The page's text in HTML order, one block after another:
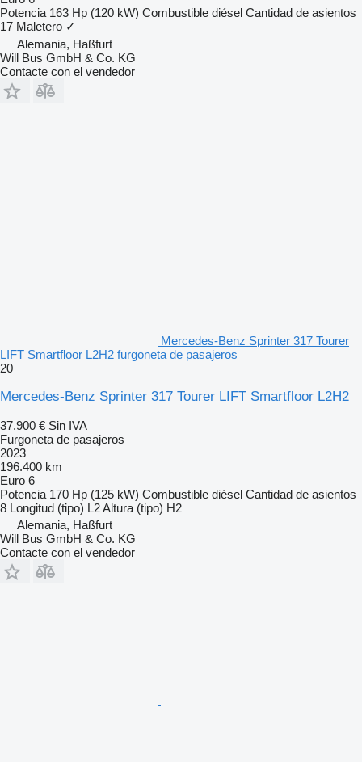
Potencia 163 Hp (120 kW) Combustible diésel Cantidad de asientos
17 Maletero ✓
Alemania, Haßfurt
Will Bus GmbH & Co. KG
Contacte con el vendedor
Mercedes-Benz Sprinter 317 Tourer
LIFT Smartfloor L2H2 furgoneta de pasajeros
20
Mercedes-Benz Sprinter 317 Tourer LIFT Smartfloor L2H2
37.900 € Sin IVA
Furgoneta de pasajeros
2023
196.400 km
Euro 6
Potencia 170 Hp (125 kW) Combustible diésel Cantidad de asientos
8 Longitud (tipo) L2Altura (tipo) H2
Alemania, Haßfurt
Will Bus GmbH & Co. KG
Contacte con el vendedor